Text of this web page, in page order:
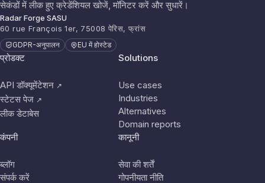
सेकंडों में लीक हुए क्रेडेंशियल खोजें, मॉनिटर करें और सुधारें।
Radar Forge SASU
60 rue François 1er, 75008 पेरिस, फ्रांस
GDPR-अनुपालन EU में होस्टेड
प्रोडक्ट
API डॉक्यूमेंटेशन ↗
स्टेटस पेज ↗
लीक डेटाबेस
Solutions
Use cases
Industries
Alternatives
Domain reports
कंपनी
ब्लॉग
संपर्क करें
कानूनी
सेवा की शर्तें
गोपनीयता नीति